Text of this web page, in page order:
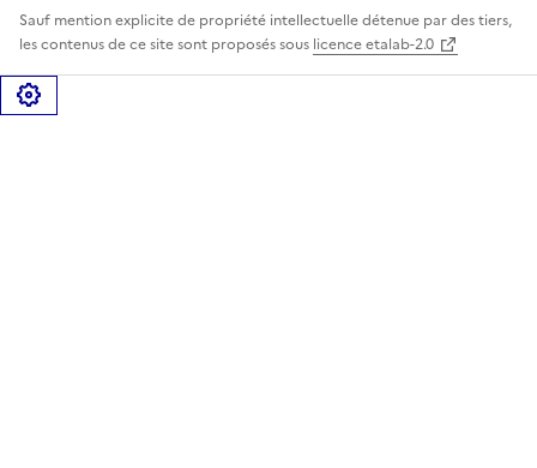
Sauf mention explicite de propriété intellectuelle détenue par des tiers,
les contenus de ce site sont proposés sous licence etalab-2.0
Gérer les cookies